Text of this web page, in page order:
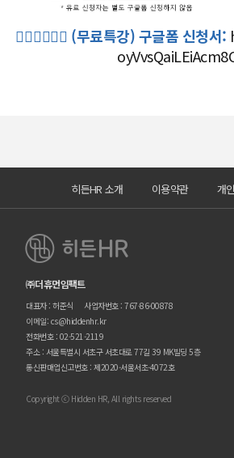
👉🏼👉🏼👉🏼 (무료특강) 구글폼 신청서:
히든HR 소개 이용약관 개
㈜더휴먼임팩트
대표자 : 허준식
사업자번호 : 767-86-00878
이메일: cs@hiddenhr.kr
전화번호 : 02-521-2119
주소 : 서울특별시 서초구 서초대로 77길 39 MK빌딩 5층
통신판매업신고번호 : 제2020-서울서초-4072호
Copyright ⓒ Hidden HR, All rights reserved